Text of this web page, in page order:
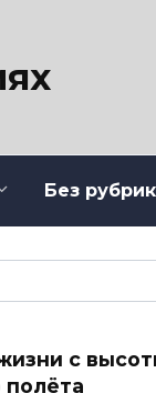
Без
с
полёта